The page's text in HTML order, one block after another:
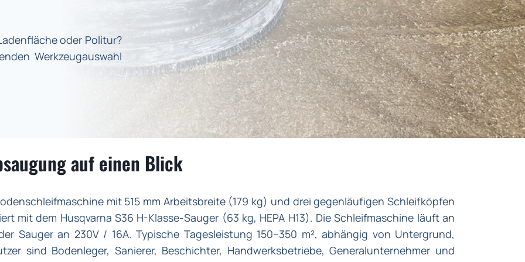
oder Politur?
Werkzeugauswahl
auf einen Blick
mit 515 mm Arbeitsbreite (179 kg) und drei gegenläufigen Schleifköpfen
mit dem Husqvarna S36 H-Klasse-Sauger (63 kg, HEPA H13). Die Schleifmaschine läuft an
Sauger an 230V / 16A. Typische Tagesleistung 150–350 m², abhängig von Untergrund,
sind Bodenleger, Sanierer, Beschichter, Handwerksbetriebe, Generalunternehmer und